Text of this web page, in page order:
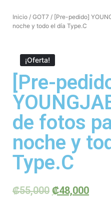
Inicio / GOT7 / [Pre-pedido]
noche y todo el día Type.C
¡Oferta!
[Pre-
de fotos
noche y
Type.C
₡55,000 ₡48,000